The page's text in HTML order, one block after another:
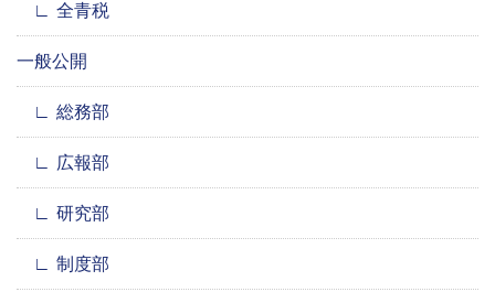
全青税
一般公開
総務部
広報部
研究部
制度部